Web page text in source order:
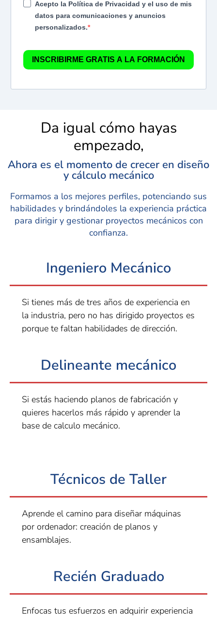
Acepto la Política de Privacidad y el uso de mis
datos para comunicaciones y anuncios
personalizados.
INSCRIBIRME GRATIS A LA FORMACIÓN
Da igual cómo hayas
empezado,
Ahora es el momento de crecer en diseño
y cálculo mecánico
Formamos a los mejores perfiles, potenciando sus
habilidades y brindándoles la experiencia práctica
para dirigir y gestionar proyectos mecánicos con
confianza.
Ingeniero Mecánico
Si tienes más de tres años de experiencia en
la industria, pero no has dirigido proyectos es
porque te faltan habilidades de dirección.
Delineante mecánico
Si estás haciendo planos de fabricación y
quieres hacerlos más rápido y aprender la
base de calculo mecánico.
Técnicos de Taller
Aprende el camino para diseñar máquinas
por ordenador: creación de planos y
ensamblajes.
Recién Graduado
Enfocas tus esfuerzos en adquirir experiencia